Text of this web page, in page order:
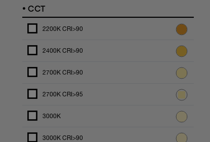
• CCT
2200K CRI>90
2400K CRI>90
2700K CRI>90
2700K CRI>95
3000K
3000K CRI>90